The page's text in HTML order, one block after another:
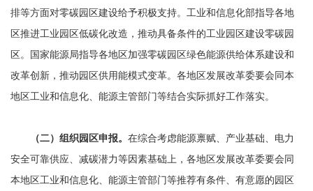
排等方面对零碳园区建设给予积极支持。工业和信息化部指导各地
区推进工业园区低碳化改造，推动具备条件的工业园区建设零碳园
区。国家能源局指导各地区加强零碳园区绿色能源供给体系建设和
改革创新，推动园区供用能模式变革。各地区发展改革委要会同本
地区工业和信息化、能源主管部门等结合实际抓好工作落实。
（二）组织园区申报。 在综合考虑能源禀赋、产业基础、电力
安全可靠供应、减碳潜力等因素基础上，各地区发展改革委要会同
本地区工业和信息化、能源主管部门等推荐有条件、有意愿的园区